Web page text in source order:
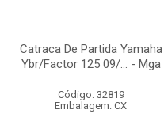
Catraca De Partida Yamaha
Ybr/Factor 125 09/... - Mga
Código: 32819
Embalagem: CX